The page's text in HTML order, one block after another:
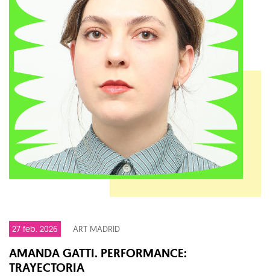
27 feb. 2026 ART MADRID
AMANDA GATTI. PERFORMANCE:
TRAYECTORIA